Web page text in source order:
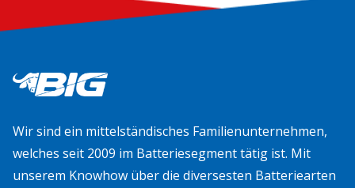
Wir sind ein mittelständisches Familienunternehmen,
welches seit 2009 im Batteriesegment tätig ist. Mit
unserem Knowhow über die diversesten Batteriearten